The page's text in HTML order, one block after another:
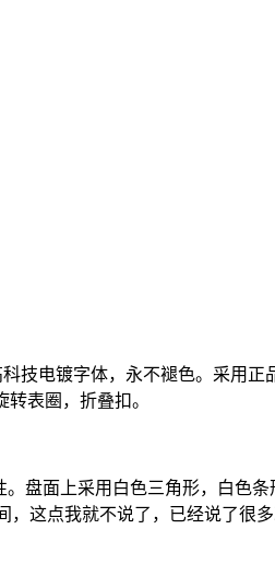
电镀字体，永不褪色。采用
表圈，折叠扣。
盘面上采用白色三角形，白色
这点我就不说了，已经说了很多